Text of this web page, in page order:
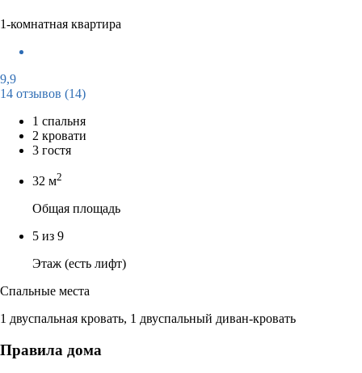
1-комнатная квартира
9,9
14 отзывов (14)
1 спальня
2 кровати
3 гостя
32 м2
Общая площадь
5 из 9
Этаж (есть лифт)
Спальные места
1 двуспальная кровать, 1 двуспальный диван-кровать
Правила дома